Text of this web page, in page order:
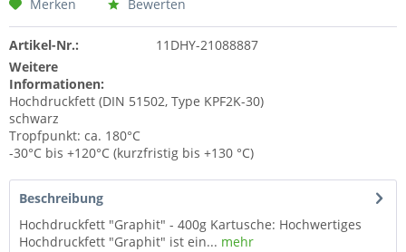
Merken Bewerten
Artikel-Nr.:
11DHY-21088887
Weitere
Informationen:
Hochdruckfett (DIN 51502, Type KPF2K-30)
schwarz
Tropfpunkt: ca. 180°C
-30°C bis +120°C (kurzfristig bis +130 °C)
Beschreibung
Hochdruckfett "Graphit" - 400g Kartusche: Hochwertiges
Hochdruckfett "Graphit" ist ein... mehr